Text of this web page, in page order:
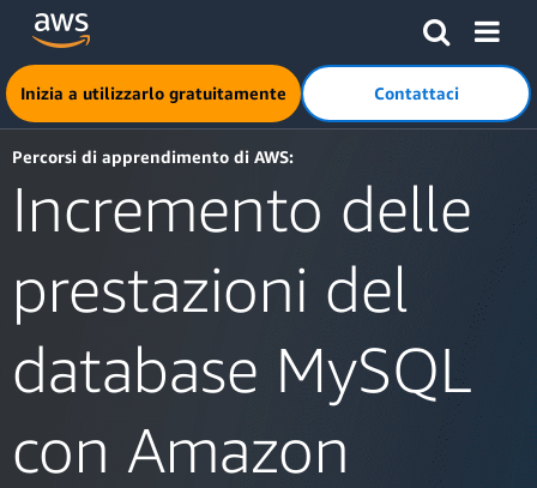
Passa al contenuto principale
Fai clic qui per tornare alla home page di Amazon Web
Inizia a utilizzarlo gratuitamente Contattaci
Percorsi di apprendimento di AWS:
Incremento delle
prestazioni del
database MySQL
con Amazon